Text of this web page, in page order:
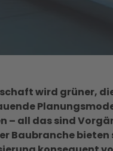
wird grüner,
– all das sind
Baubranche